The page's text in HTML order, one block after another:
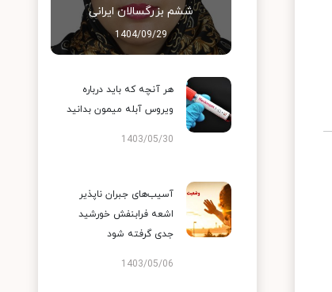
ششم بزرگسالان ایرانی
1404/09/29
هر آنچه که باید درباره
ویروس آبله میمون بدانید
1403/05/30
آسیب‌های جبران ناپذیر
اشعه فرابنفش خورشید
جدی گرفته شود
1403/05/06